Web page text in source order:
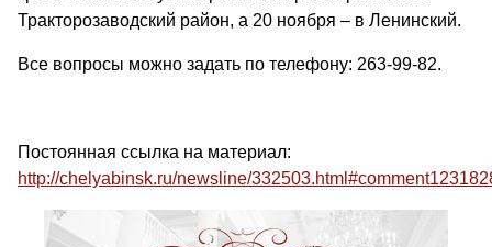
Тракторозаводский район, а 20 ноября – в Ленинский.
Все вопросы можно задать по телефону: 263-99-82.
Постоянная ссылка на материал:
http://chelyabinsk.ru/newsline/